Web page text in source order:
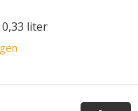
liter